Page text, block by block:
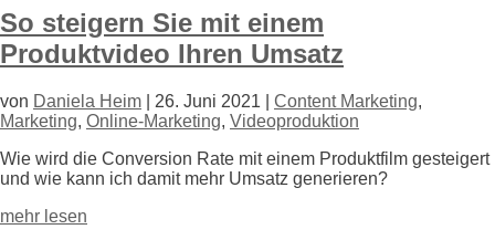
So steigern Sie mit einem
Produktvideo Ihren Umsatz
von Daniela Heim 26. Juni 2021 Content Marketing,
Marketing, Online-Marketing, Videoproduktion
Wie wird die Conversion Rate mit einem Produktfilm gesteigert
und wie kann ich damit mehr Umsatz generieren?
mehr lesen